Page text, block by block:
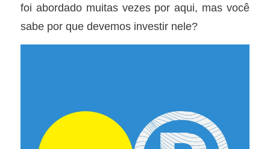
foi abordado muitas vezes por aqui, mas você
sabe por que devemos investir nele?